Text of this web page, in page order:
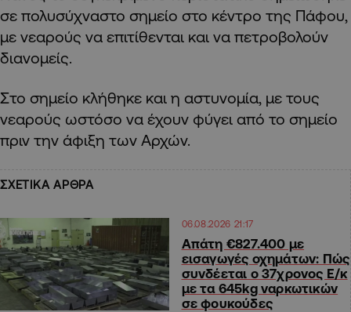
σε πολυσύχναστο σημείο στο κέντρο της Πάφου,
με νεαρούς να επιτίθενται και να πετροβολούν
διανομείς.
Στο σημείο κλήθηκε και η αστυνομία, με τους
νεαρούς ωστόσο να έχουν φύγει από το σημείο
πριν την άφιξη των Αρχών.
ΣΧΕΤΙΚΑ ΑΡΘΡΑ
06.08.2026 21:17
Απάτη €827.400 με
εισαγωγές οχημάτων: Πώς
συνδέεται ο 37χρονος Ε/κ
με τα 645kg ναρκωτικών
σε φουκούδες